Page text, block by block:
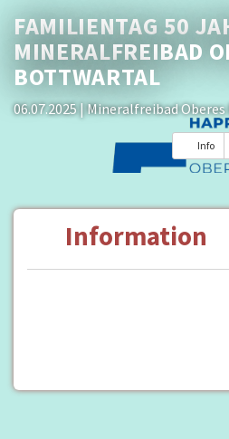
FAMILIENTAG 50
MINERALFREIBAD
BOTTWARTAL
06.07.2025 | Mineralfreibad
Info
Information